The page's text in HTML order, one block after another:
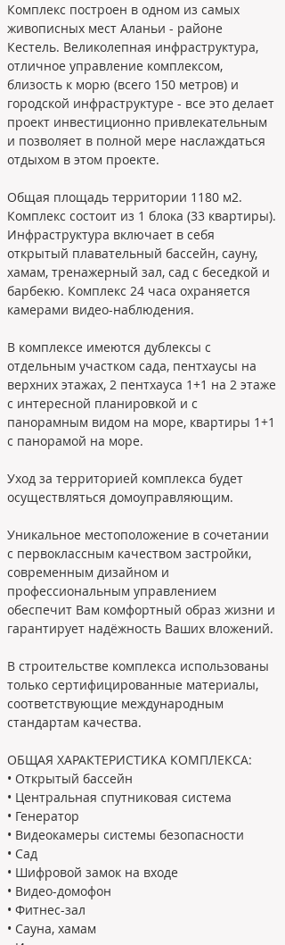
Комплекс построен в одном из самых
живописных мест Аланьи - районе
Кестель. Великолепная инфраструктура,
отличное управление комплексом,
близость к морю (всего 150 метров) и
городской инфраструктуре - все это делает
проект инвестиционно привлекательным
и позволяет в полной мере наслаждаться
отдыхом в этом проекте.
Общая площадь территории 1180 м2.
Комплекс состоит из 1 блока (33 квартиры).
Инфраструктура включает в себя
открытый плавательный бассейн, сауну,
хамам, тренажерный зал, сад с беседкой и
барбекю. Комплекс 24 часа охраняется
камерами видео-наблюдения.
В комплексе имеются дублексы с
отдельным участком сада, пентхаусы на
верхних этажах, 2 пентхауса 1+1 на 2 этаже
с интересной планировкой и с
панорамным видом на море, квартиры 1+1
с панорамой на море.
Уход за территорией комплекса будет
осуществляться домоуправляющим.
Уникальное местоположение в сочетании
с первоклассным качеством застройки,
современным дизайном и
профессиональным управлением
обеспечит Вам комфортный образ жизни и
гарантирует надёжность Ваших вложений.
В строительстве комплекса использованы
только сертифицированные материалы,
соответствующие международным
стандартам качества.
ОБЩАЯ ХАРАКТЕРИСТИКА КОМПЛЕКСА:
• Открытый бассейн
• Центральная спутниковая система
• Генератор
• Видеокамеры системы безопасности
• Сад
• Шифровой замок на входе
• Видео-домофон
• Фитнес-зал
• Сауна, хамам